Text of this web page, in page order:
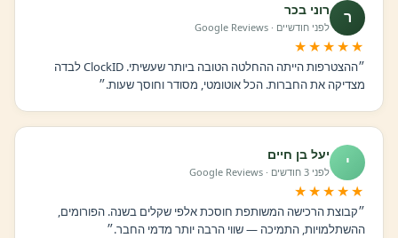
ר רוני בכר
לפני חודשיים · Google Reviews
★★★★★
״ההצטרפות הייתה ההחלטה הטובה ביותר שעשיתי. ClockID לבדה
מצדיקה את החברות. הכל אוטומטי, מסודר וחוסך שעות.״
י יעל בן חיים
לפני 3 חודשים · Google Reviews
★★★★★
״קבוצת הרכישה המשותפת חוסכת אלפי שקלים בשנה. הפורומים,
ההשתלמויות, התמיכה — שווי הרבה יותר מדמי החבר.״